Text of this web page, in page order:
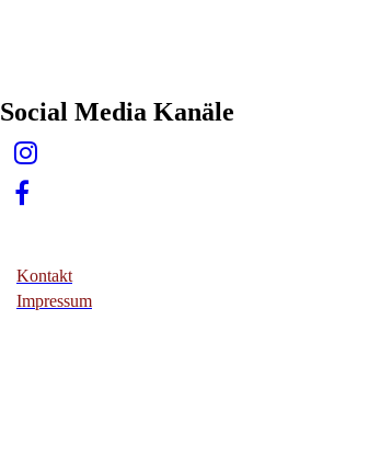
Social Media Kanäle
Kontakt
Impressum